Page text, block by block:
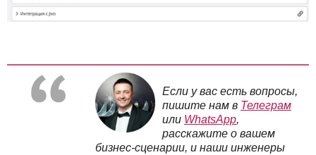
Если у вас есть вопросы,
пишите нам в Телеграм
или WhatsApp,
расскажите о вашем
бизнес-сценарии, и наши инженеры